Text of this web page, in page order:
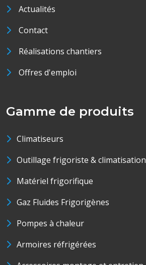
Actualités
Contact
Réalisations chantiers
Offres d'emploi
Gamme de produits
Climatiseurs
Outillage frigoriste & climatisation
Matériel frigorifique
Gaz Fluides Frigorigènes
Pompes à chaleur
Armoires réfrigérées